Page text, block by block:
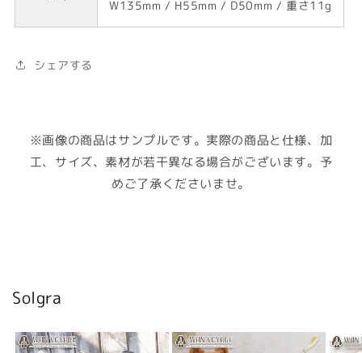
W135mm / H55mm / D50mm / 重さ11g
シェアする
※画像の商品はサンプルです。実際の商品と仕様、加
工、サイズ、素材が若干異なる場合がございます。予
めご了承くださいませ。
Solgra